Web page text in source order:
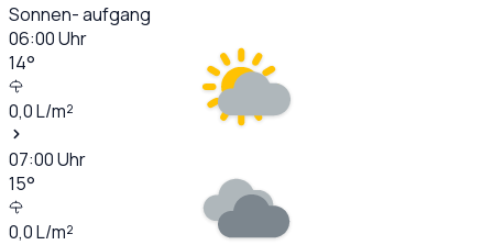
Sonnen- aufgang
06:00Uhr
14°
0,0L/m²
07:00Uhr
15°
0,0L/m²